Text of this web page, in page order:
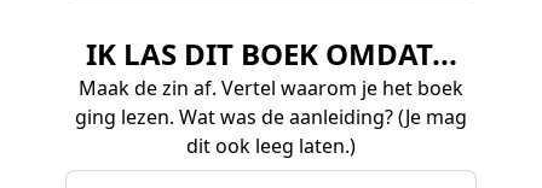
IK LAS DIT BOEK OMDAT...
Maak de zin af. Vertel waarom je het boek
ging lezen. Wat was de aanleiding? (Je mag
dit ook leeg laten.)